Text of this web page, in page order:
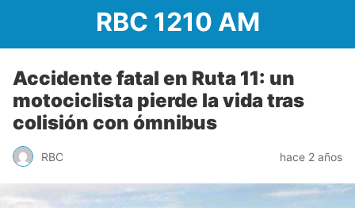
RBC 1210 AM
Accidente fatal en Ruta 11: un
motociclista pierde la vida tras
colisión con ómnibus
RBC hace 2 años